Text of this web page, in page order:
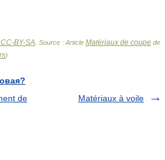
BY-SA . Source : Article Matériaux de coupe de
)
de
Matériaux à voile